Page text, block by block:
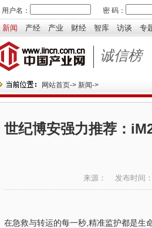
用户名： 密 码：
新闻 产经 产业 财经 智库 访谈 专
诚信榜
网站首页-> 新闻->
世纪博安强力推荐：
来源： 发布时间：
在急救与转运的每一秒,精准监护都是生